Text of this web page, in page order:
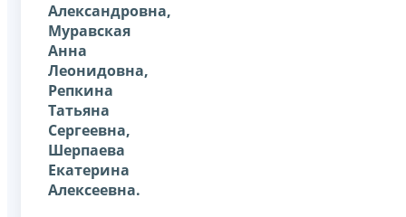
Александровна,
Муравская
Анна
Леонидовна,
Репкина
Татьяна
Сергеевна,
Шерпаева
Екатерина
Алексеевна.